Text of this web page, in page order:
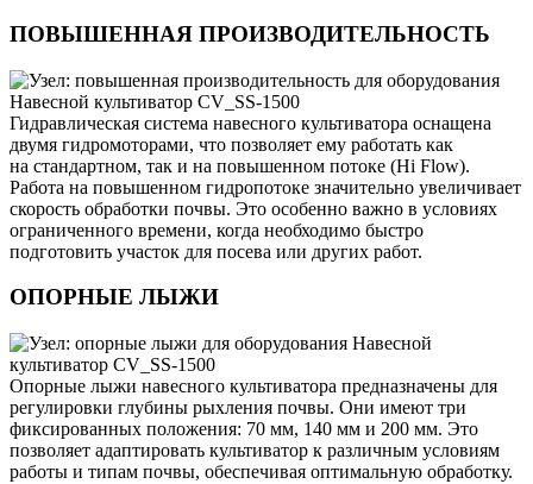
ПОВЫШЕННАЯ ПРОИЗВОДИТЕЛЬНОСТЬ
Гидравлическая система навесного культиватора оснащена
двумя гидромоторами, что позволяет ему работать как
на стандартном, так и на повышенном потоке (Hi Flow).
Работа на повышенном гидропотоке значительно увеличивает
скорость обработки почвы. Это особенно важно в условиях
ограниченного времени, когда необходимо быстро
подготовить участок для посева или других работ.
ОПОРНЫЕ ЛЫЖИ
Опорные лыжи навесного культиватора предназначены для
регулировки глубины рыхления почвы. Они имеют три
фиксированных положения: 70 мм, 140 мм и 200 мм. Это
позволяет адаптировать культиватор к различным условиям
работы и типам почвы, обеспечивая оптимальную обработку.